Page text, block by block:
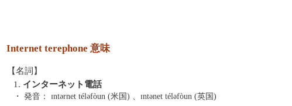
Internet terephone 意味
【名詞】
1. インターネット電話
・ 発音： ɪntərnet téləfòun (米国) 、ɪntənet téləfòun (英国)